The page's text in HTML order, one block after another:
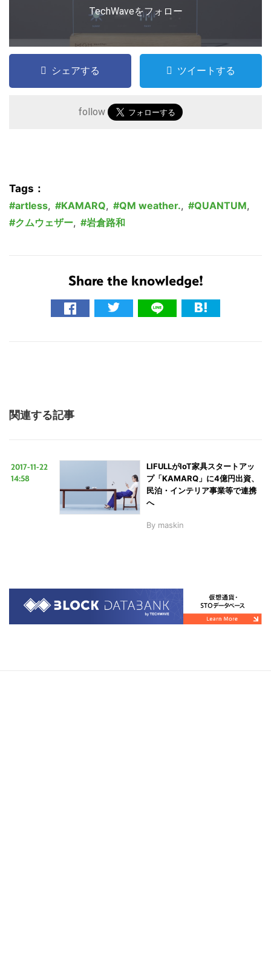
TechWaveをフォロー
シェアする ツイートする
follow
Tags：
artless, KAMARQ, QM weather., QUANTUM,
クムウェザー, 岩倉路和
Share the knowledge!
関連する記事
2017-11-22
14:58
LIFULLがIoT家具スタートアッ
プ「KAMARQ」に4億円出資、
民泊・インテリア事業等で連携
へ
By maskin